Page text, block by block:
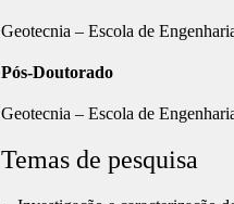
Geotecnia – Escola de
Pós-Doutorado
Geotecnia – Escola de
Temas de pesquisa